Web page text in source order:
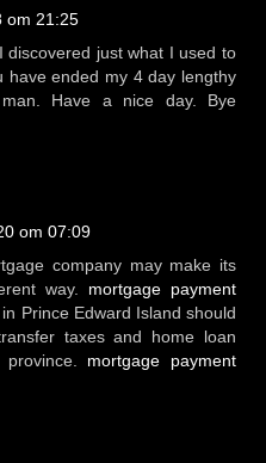
om 21:25
discovered just what I used to
have ended my 4 day lengthy
Have a nice day. Bye
om 07:09
company may make its
way. mortgage payment
Prince Edward Island should
taxes and home loan
mortgage payment